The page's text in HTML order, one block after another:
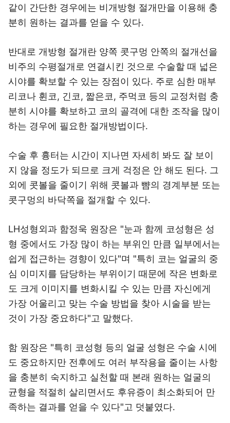
같이 간단한 경우에는 비개방형 절개만을 이용해 충
분히 원하는 결과를 얻을 수 있다.
반대로 개방형 절개란 양쪽 콧구멍 안쪽의 절개선을
비주의 수평절개로 연결시킨 것으로 수술할 때 넓은
시야를 확보할 수 있는 장점이 있다. 주로 심한 매부
리코나 휜코, 긴코, 짧은코, 주먹코 등의 교정처럼 충
분히 시야를 확보하고 코의 골격에 대한 조작을 많이
하는 경우에 필요한 절개방법이다.
수술 후 흉터는 시간이 지나면 자세히 봐도 잘 보이
지 않을 정도가 되므로 크게 걱정은 안 해도 된다. 그
외에 콧볼을 줄이기 위해 콧볼과 뺨의 경계부분 또는
콧구멍의 바닥쪽을 절개할 수 있다.
LH성형외과 함정욱 원장은 "눈과 함께 코성형은 성
형 중에서도 가장 많이 하는 부위인 만큼 일부에서는
쉽게 접근하는 경향이 있다"며 "특히 코는 얼굴의 중
심 이미지를 담당하는 부위이기 때문에 작은 변화로
도 크게 이미지를 변화시킬 수 있는 만큼 자신에게
가장 어울리고 맞는 수술 방법을 찾아 시술을 받는
것이 가장 중요하다"고 말했다.
함 원장은 "특히 코성형 등의 얼굴 성형은 수술 시에
도 중요하지만 전후에도 여러 부작용을 줄이는 사항
을 충분히 숙지하고 실천할 때 본래 원하는 얼굴의
균형을 적절히 살리면서도 후유증이 최소화되어 만
족하는 결과를 얻을 수 있다"고 덧붙였다.